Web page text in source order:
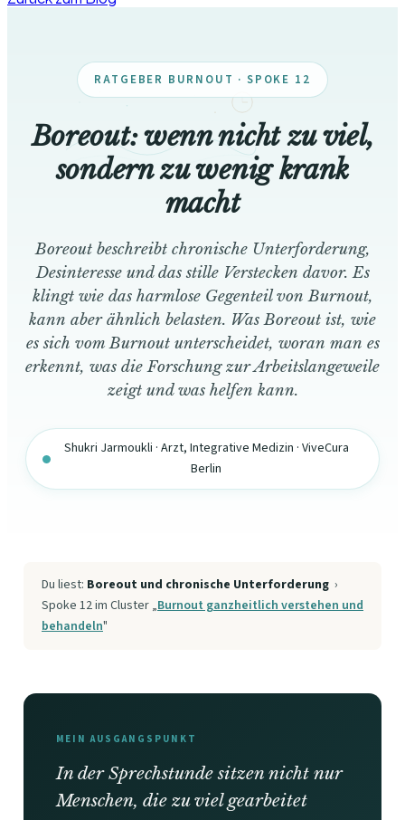
RATGEBER BURNOUT · SPOKE 12
Boreout: wenn nicht zu viel,
sondern zu wenig krank
macht
Boreout beschreibt chronische Unterforderung,
Desinteresse und das stille Verstecken davor. Es
klingt wie das harmlose Gegenteil von Burnout,
kann aber ähnlich belasten. Was Boreout ist, wie
es sich vom Burnout unterscheidet, woran man es
erkennt, was die Forschung zur Arbeitslangeweile
zeigt und was helfen kann.
Shukri Jarmoukli · Arzt, Integrative Medizin · ViveCura
Berlin
Du liest: Boreout und chronische Unterforderung ›
Spoke 12 im Cluster „Burnout ganzheitlich verstehen und
behandeln"
MEIN AUSGANGSPUNKT
In der Sprechstunde sitzen nicht nur
Menschen, die zu viel gearbeitet